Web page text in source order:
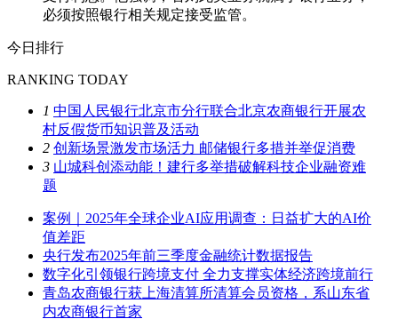
必须按照银行相关规定接受监管。
今日排行
RANKING TODAY
1 中国人民银行北京市分行联合北京农商银行开展农
村反假货币知识普及活动
2 创新场景激发市场活力 邮储银行多措并举促消费
3 山城科创添动能！建行多举措破解科技企业融资难
题
案例｜2025年全球企业AI应用调查：日益扩大的AI价
值差距
央行发布2025年前三季度金融统计数据报告
数字化引领银行跨境支付 全力支撑实体经济跨境前行
青岛农商银行获上海清算所清算会员资格，系山东省
内农商银行首家